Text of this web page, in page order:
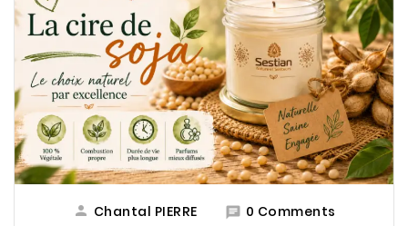
 Chantal PIERRE  0 Comments